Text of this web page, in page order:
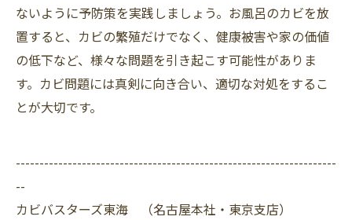
ないように予防策を実践しましょう。お風呂のカビを放
置すると、カビの繁殖だけでなく、健康被害や家の価値
の低下など、様々な問題を引き起こす可能性がありま
す。カビ問題には真剣に向き合い、適切な対処をするこ
とが大切です。
--------------------------------------------------------------------
--
カビバスターズ東海 （名古屋本社・東京支店）